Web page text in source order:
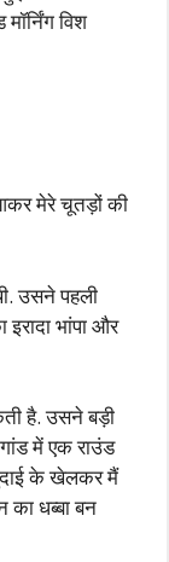
विश
मेरे चूतड़ों की
उसने पहली
भांपा और
है. उसने बड़ी
में एक राउंड
के खेलकर मैं
धब्बा बन